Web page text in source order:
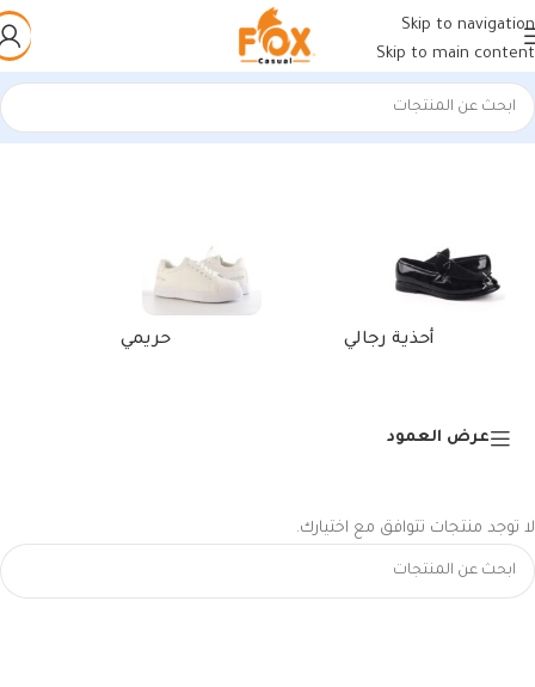
Skip to navigation
Skip to main content
الرئيسية/منتجات تحت الوسم “بالنسياغا شوز”
أحذية رجالي حريمي
عرض العمود
لا توجد منتجات تتوافق مع اختيارك.